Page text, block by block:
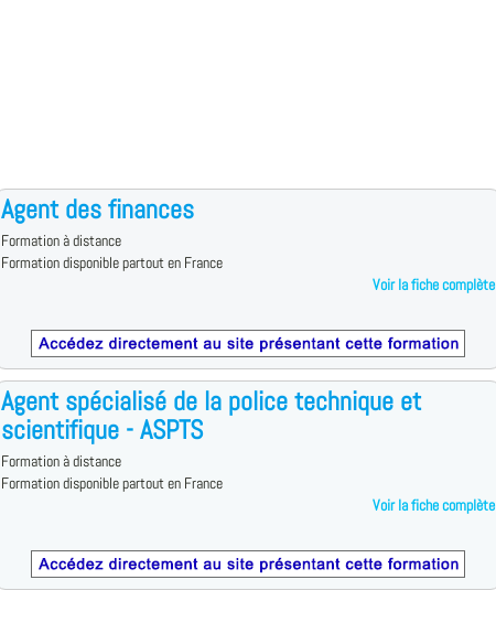
Agent des finances
Formation à distance
Formation disponible partout en France
Voir la fiche complète
Agent spécialisé de la police technique et
scientifique - ASPTS
Formation à distance
Formation disponible partout en France
Voir la fiche complète